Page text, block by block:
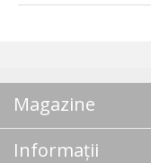
Magazine
Informații